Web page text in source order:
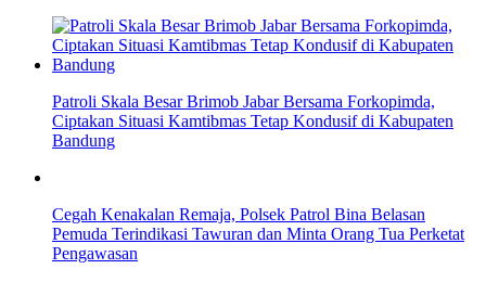
Patroli Skala Besar Brimob Jabar Bersama Forkopimda,
Ciptakan Situasi Kamtibmas Tetap Kondusif di Kabupaten
Bandung
Cegah Kenakalan Remaja, Polsek Patrol Bina Belasan
Pemuda Terindikasi Tawuran dan Minta Orang Tua Perketat
Pengawasan